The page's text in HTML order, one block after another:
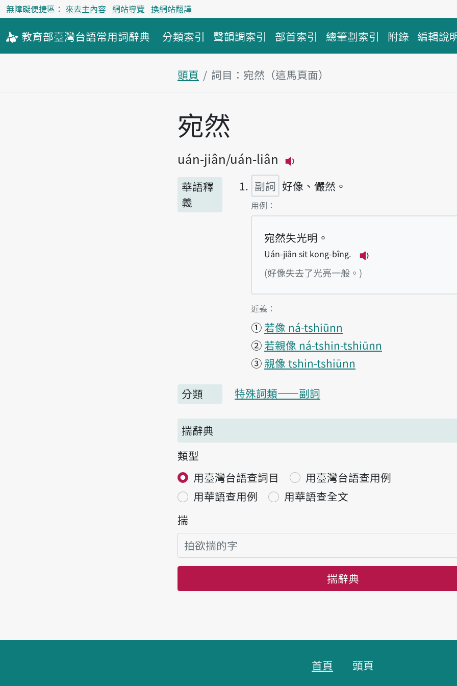
無障礙便捷區： 來去主內容 網站導覽 換網站翻譯
教育部臺灣台語常用詞辭典 分類索引 聲韻調索引 部首索引 總筆劃索引 附錄 編輯說
頭頁 詞目：宛然（這馬頁面）
主內容區
宛然
uán-jiân uán-liân
華語釋
義
副詞 好像、儼然。
第1項釋義的
用例：
宛然失光明。
Uán-jiân sit kong-bîng.
(好像失去了光亮一般。)
第1項釋義的
近義：
① 若像 ná-tshiūnn
② 若親像 ná-tshin-tshiūnn
③ 親像 tshin-tshiūnn
分類 特殊詞類——副詞
揣辭典
類型
用臺灣台語查詞目
用臺灣台語查用例
用華語查用例
用華語查全文
揣
揣辭典
首頁 頭頁